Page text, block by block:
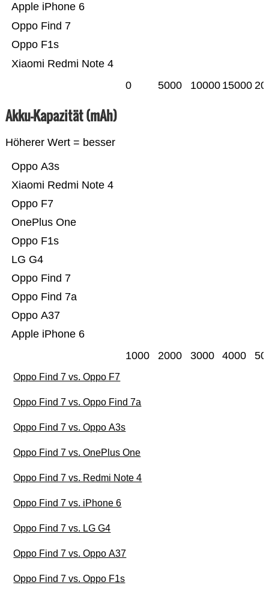
Xiaomi Redmi Note 4
Oppo F1s
Oppo Find 7
Apple iPhone 6
0 5000 10000 15000
Akku-Kapazität (mAh)
Höherer Wert = besser
Apple iPhone 6
Oppo A37
Oppo Find 7a
Oppo Find 7
LG G4
Oppo F1s
OnePlus One
Oppo F7
Xiaomi Redmi Note 4
Oppo A3s
1000 2000 3000 4000
Oppo Find 7 vs. Oppo F7
Oppo Find 7 vs. Oppo Find 7a
Oppo Find 7 vs. Oppo A3s
Oppo Find 7 vs. OnePlus One
Oppo Find 7 vs. Redmi Note 4
Oppo Find 7 vs. iPhone 6
Oppo Find 7 vs. LG G4
Oppo Find 7 vs. Oppo A37
Oppo Find 7 vs. Oppo F1s